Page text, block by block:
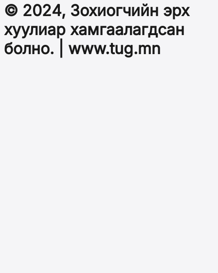
© 2024, Зохиогчийн эрх
хуулиар хамгаалагдсан
болно. | www.tug.mn